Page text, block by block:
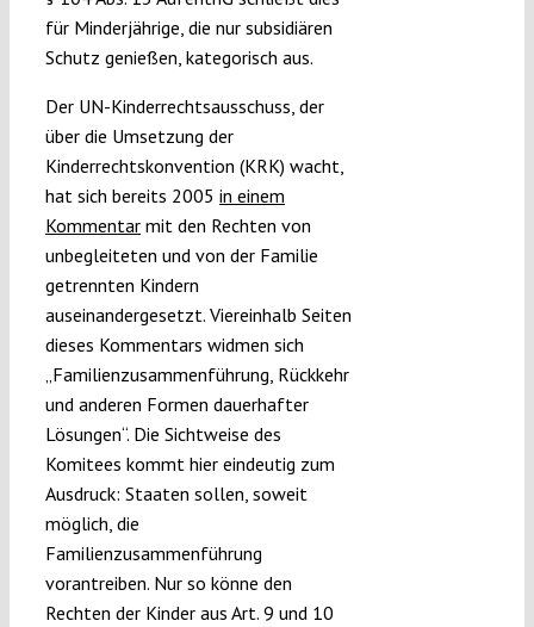
für Minderjährige, die nur subsidiären
Schutz genießen, kategorisch aus.
Der UN-Kinderrechtsausschuss, der
über die Umsetzung der
Kinderrechtskonvention (KRK) wacht,
hat sich bereits 2005 in einem
Kommentarmit den Rechten von
unbegleiteten und von der Familie
getrennten Kindern
auseinandergesetzt. Viereinhalb Seiten
dieses Kommentars widmen sich
„Familienzusammenführung, Rückkehr
und anderen Formen dauerhafter
Lösungen“. Die Sichtweise des
Komitees kommt hier eindeutig zum
Ausdruck: Staaten sollen, soweit
möglich, die
Familienzusammenführung
vorantreiben. Nur so könne den
Rechten der Kinder aus Art. 9 und 10